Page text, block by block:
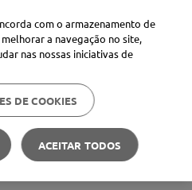
Proteção Solar
com o armazenamento de
a navegação no site,
nas nossas iniciativas de
DE COOKIES
ACEITAR TODOS